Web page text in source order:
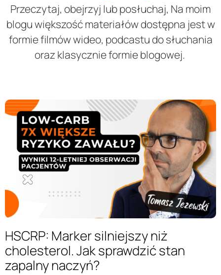
Przeczytaj, obejrzyj lub posłuchaj, Na moim
blogu większość materiałów dostępna jest w
formie filmów wideo, podcastu do słuchania
oraz klasycznie formie blogowej.
HSCRP: Marker silniejszy niż
cholesterol. Jak sprawdzić stan
zapalny naczyń?